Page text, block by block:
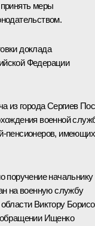
меры
доклада
Федерации
из города Сергиев
военной
пенсионеров, имеющих
поручение начальнику
на военную службу
Виктору
Ищенко